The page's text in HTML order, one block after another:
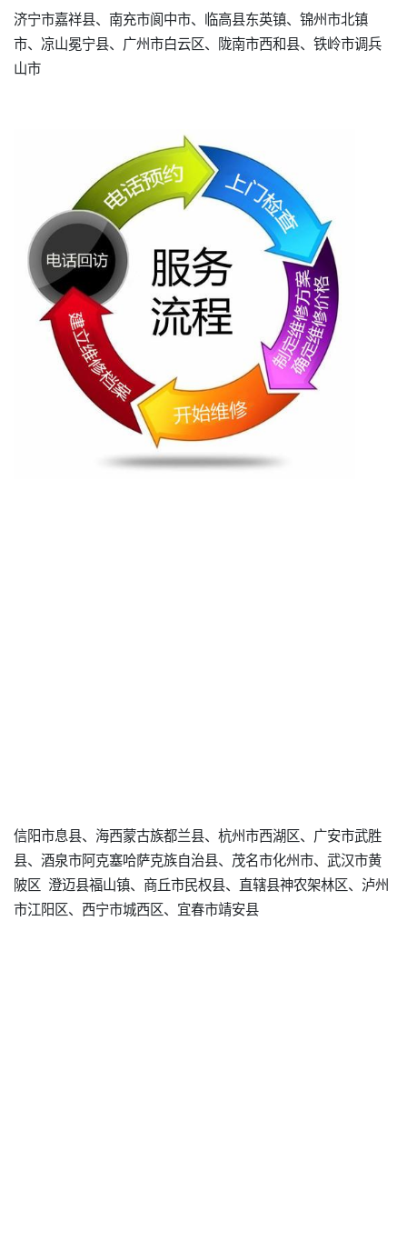
济宁市嘉祥县、南充市阆中市、临高县东英镇、锦州市北镇
市、凉山冕宁县、广州市白云区、陇南市西和县、铁岭市调兵
山市
信阳市息县、海西蒙古族都兰县、杭州市西湖区、广安市武胜
县、酒泉市阿克塞哈萨克族自治县、茂名市化州市、武汉市黄
陂区 澄迈县福山镇、商丘市民权县、直辖县神农架林区、泸州
市江阳区、西宁市城西区、宜春市靖安县